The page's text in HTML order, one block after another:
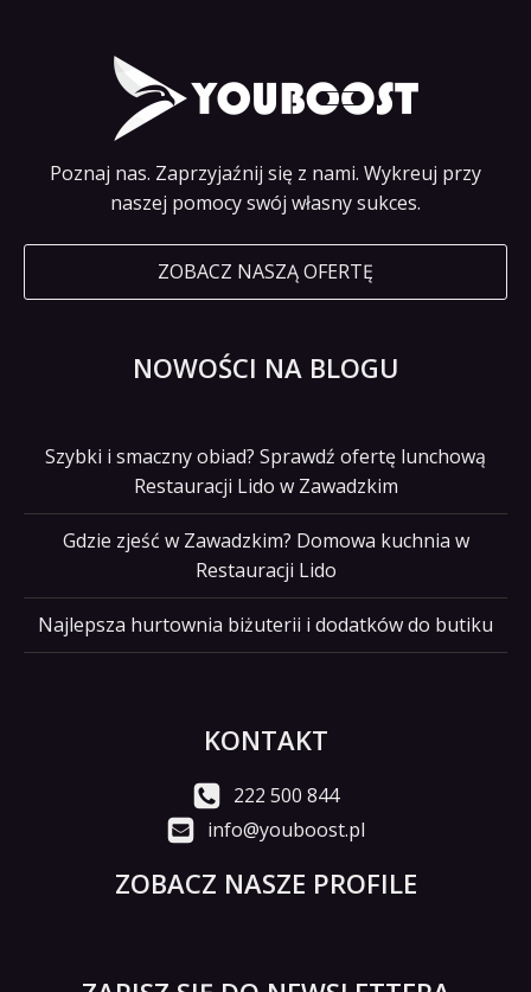
Poznaj nas. Zaprzyjaźnij się z nami. Wykreuj przy
naszej pomocy swój własny sukces.
ZOBACZ NASZĄ OFERTĘ
NOWOŚCI NA BLOGU
Szybki i smaczny obiad? Sprawdź ofertę lunchową
Restauracji Lido w Zawadzkim
Gdzie zjeść w Zawadzkim? Domowa kuchnia w
Restauracji Lido
Najlepsza hurtownia biżuterii i dodatków do butiku
KONTAKT
222 500 844
info@youboost.pl
ZOBACZ NASZE PROFILE